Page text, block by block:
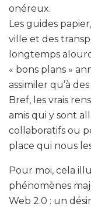
onéreux.
Les guides
ville et des
longtemps
« bons plans »
assimiler qu’à
Bref, les vrais
amis qui y sont
collaboratifs ou
place qui nous
Pour moi, cela
phénomènes
Web 2.0 : un